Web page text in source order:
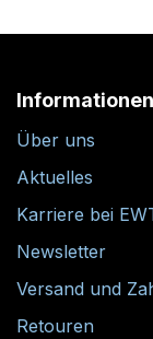
Informationen
Über uns
Aktuelles
Karriere bei
Newsletter
Versand und
Retouren